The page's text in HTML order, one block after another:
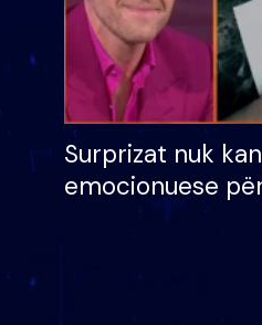
Surprizat nuk
emocionuese
nëna dhe